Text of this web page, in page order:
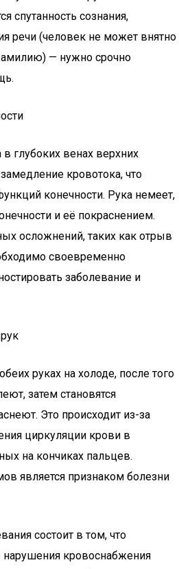
спутанность сознания,
речи (человек не может внятно
— нужно срочно
глубоких венах верхних
кровотока, что
конечности. Рука немеет,
и её покраснением.
осложнений, таких как отрыв
своевременно
заболевание и
руках на холоде, после того
затем становятся
Это происходит из-за
циркуляции крови в
на кончиках пальцев.
является признаком болезни
состоит в том, что
нарушения кровоснабжения